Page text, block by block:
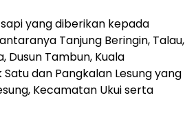
yang diberikan kepada
Tanjung Beringin, Talau,
Dusun Tambun, Kuala
dan Pangkalan Lesung yang
Kecamatan Ukui serta